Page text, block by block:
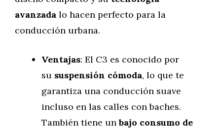
avanzada lo hacen perfecto para la
conducción urbana.
Ventajas: El C3 es conocido por
su suspensión cómoda, lo que te
garantiza una conducción suave
incluso en las calles con baches.
También tiene unbajo consumo de